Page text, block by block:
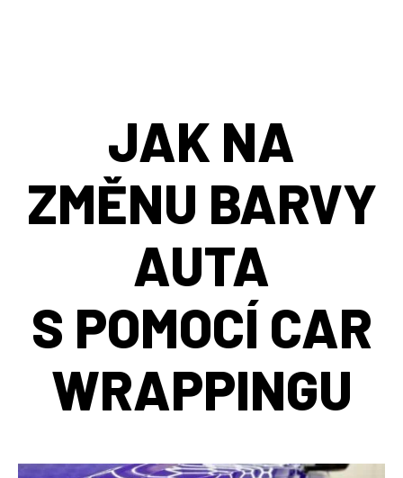
JAK NA
ZMĚNU BARVY
AUTA
S POMOCÍ CAR
WRAPPINGU